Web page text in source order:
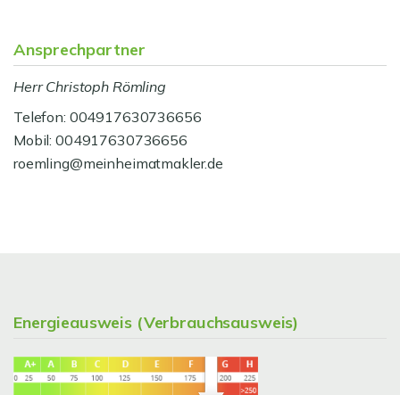
Ansprechpartner
Herr Christoph Römling
Telefon: 004917630736656
Mobil: 004917630736656
roemling@meinheimatmakler.de
Energieausweis (Verbrauchsausweis)